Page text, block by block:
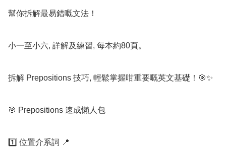
幫你拆解最易錯嘅文法！
小一至小六, 詳解及練習, 每本約80頁。
拆解 Prepositions 技巧, 輕鬆掌握咁重要嘅英文基礎！🎯✨
🎯 Prepositions 速成懶人包
1️⃣ 位置介系詞 📍